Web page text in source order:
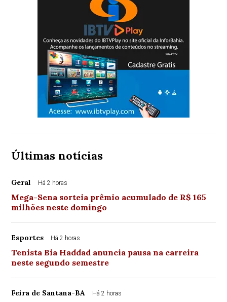
Últimas notícias
Geral Há 2 horas
Mega-Sena sorteia prêmio acumulado de R$ 165
milhões neste domingo
Esportes Há 2 horas
Tenista Bia Haddad anuncia pausa na carreira
neste segundo semestre
Feira de Santana-BA Há 2 horas